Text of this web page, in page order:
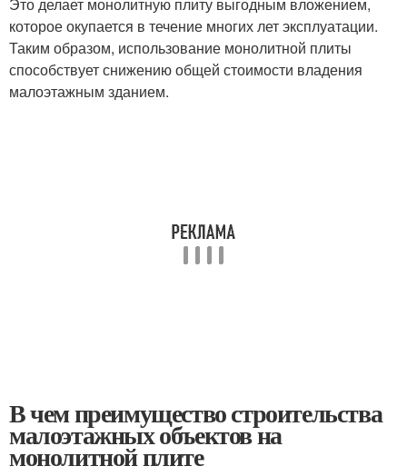
которое окупается в течение многих лет эксплуатации.
Таким образом, использование монолитной плиты
способствует снижению общей стоимости владения
малоэтажным зданием.
В чем преимущество строительства
малоэтажных объектов на
монолитной плите